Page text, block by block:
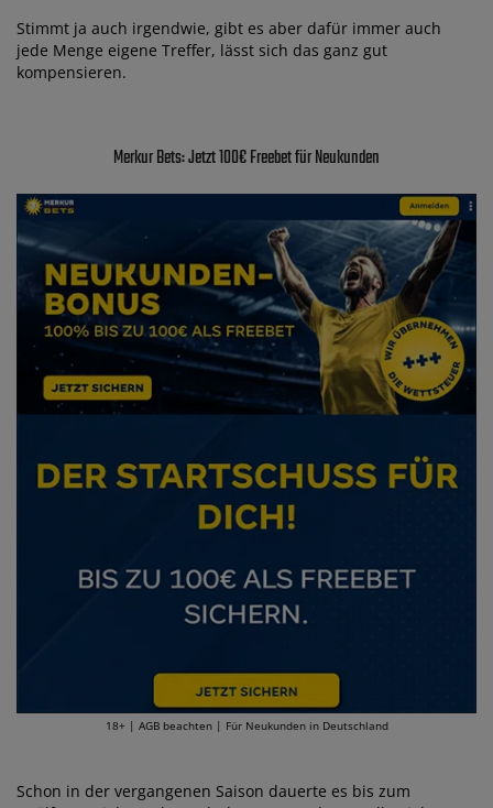
Stimmt ja auch irgendwie, gibt es aber dafür immer auch
jede Menge eigene Treffer, lässt sich das ganz gut
kompensieren.
Merkur Bets: Jetzt 100€ Freebet für Neukunden
18+ | AGB beachten | Für Neukunden in Deutschland
Schon in der vergangenen Saison dauerte es bis zum